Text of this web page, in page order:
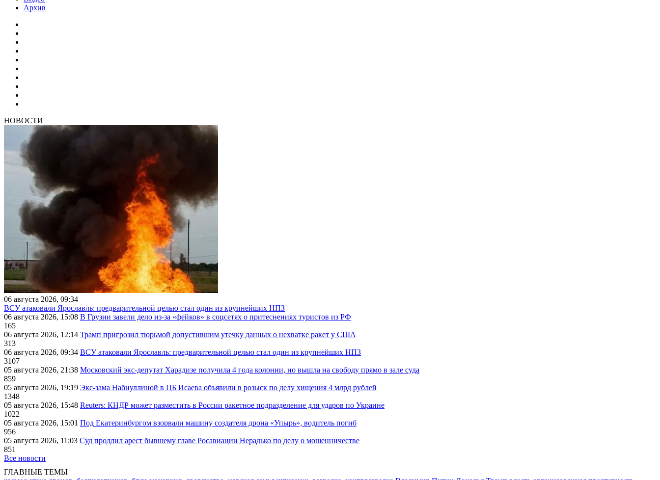
Архив
НОВОСТИ
06 августа 2026, 09:34
ВСУ атаковали Ярославль: предварительной целью стал один из крупнейших НПЗ
06 августа 2026, 15:08 В Грузии завели дело из-за «фейков» в соцсетях о притеснениях туристов из РФ
165
06 августа 2026, 12:14 Трамп пригрозил тюрьмой допустившим утечку данных о нехватке ракет у США
313
06 августа 2026, 09:34 ВСУ атаковали Ярославль: предварительной целью стал один из крупнейших НПЗ
3107
05 августа 2026, 21:38 Московский экс-депутат Харадизе получила 4 года колонии, но вышла на свободу прямо в зале суда
859
05 августа 2026, 19:19 Экс-зама Набиуллиной в ЦБ Исаева объявили в розыск по делу хищения 4 млрд рублей
1348
05 августа 2026, 15:48 Reuters: КНДР может разместить в России ракетное подразделение для ударов по Украине
1022
05 августа 2026, 15:01 Под Екатеринбургом взорвали машину создателя дрона «Упырь», водитель погиб
956
05 августа 2026, 11:03 Суд продлил арест бывшему главе Росавиации Нерадько по делу о мошенничестве
851
Все новости
ГЛАВНЫЕ ТЕМЫ